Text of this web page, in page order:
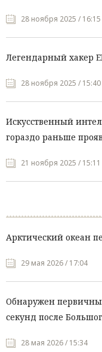
28 ноября 2025 / 16:15
Легендарный хакер
28 ноября 2025 / 15:40
Искусственный
гораздо раньше
21 ноября 2025 / 15:11
Арктический океан
29 мая 2026 / 17:04
Обнаружен
секунд после
28 мая 2026 / 15:34